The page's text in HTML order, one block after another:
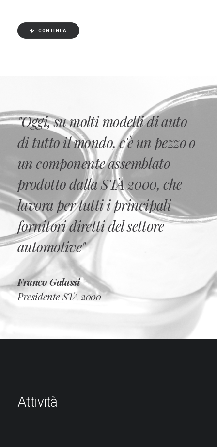
CONTINUA
"Oggi, su molti modelli di auto
di tutto il mondo, c'è un pezzo o
un componente assemblato
prodotto dalla STA 2000, che
lavora per tutti i principali
fornitori diretti del settore
automotive"
Franco Galassi
Presidente STA 2000
Attività